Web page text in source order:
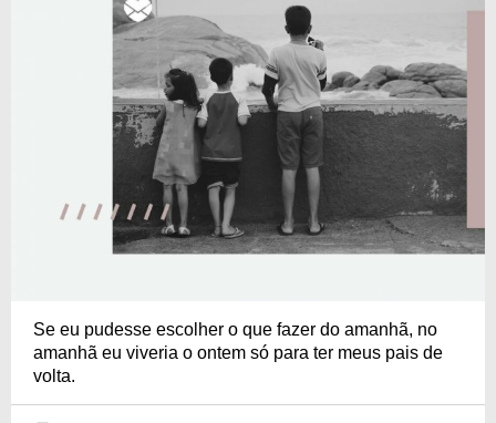
Se eu pudesse escolher o que fazer do amanhã, no
amanhã eu viveria o ontem só para ter meus pais de
volta.